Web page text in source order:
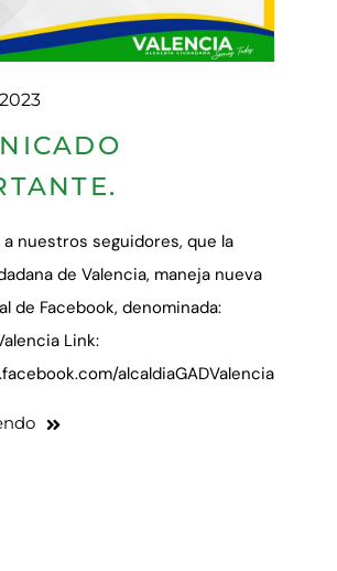
nuestros seguidores, que la
de Valencia, maneja nueva
de Facebook, denominada:
Link:
alcaldiaGADValencia